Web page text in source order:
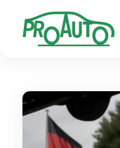
content